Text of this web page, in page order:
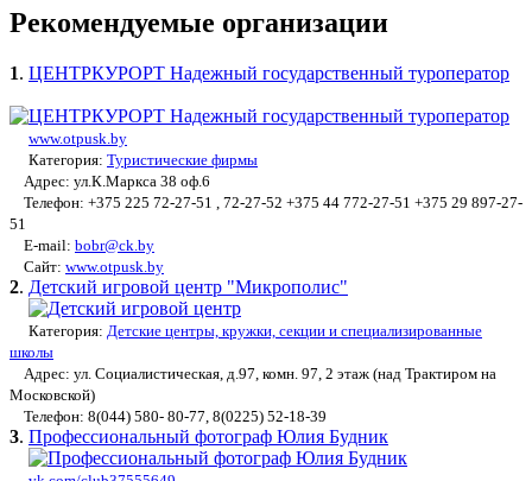
Рекомендуемые организации
1. ЦЕНТРКУРОРТ Надежный государственный туроператор
www.otpusk.by
Категория: Туристические фирмы
Адрес: ул.К.Маркса 38 оф.6
Телефон: +375 225 72-27-51 , 72-27-52 +375 44 772-27-51 +375 29 897-27-
51
E-mail: bobr@ck.by
Сайт: www.otpusk.by
2. Детский игровой центр "Микрополис"
Категория: Детские центры, кружки, секции и специализированные
школы
Адрес: ул. Социалистическая, д.97, комн. 97, 2 этаж (над Трактиром на
Московской)
Телефон: 8(044) 580- 80-77, 8(0225) 52-18-39
3. Профессиональный фотограф Юлия Будник